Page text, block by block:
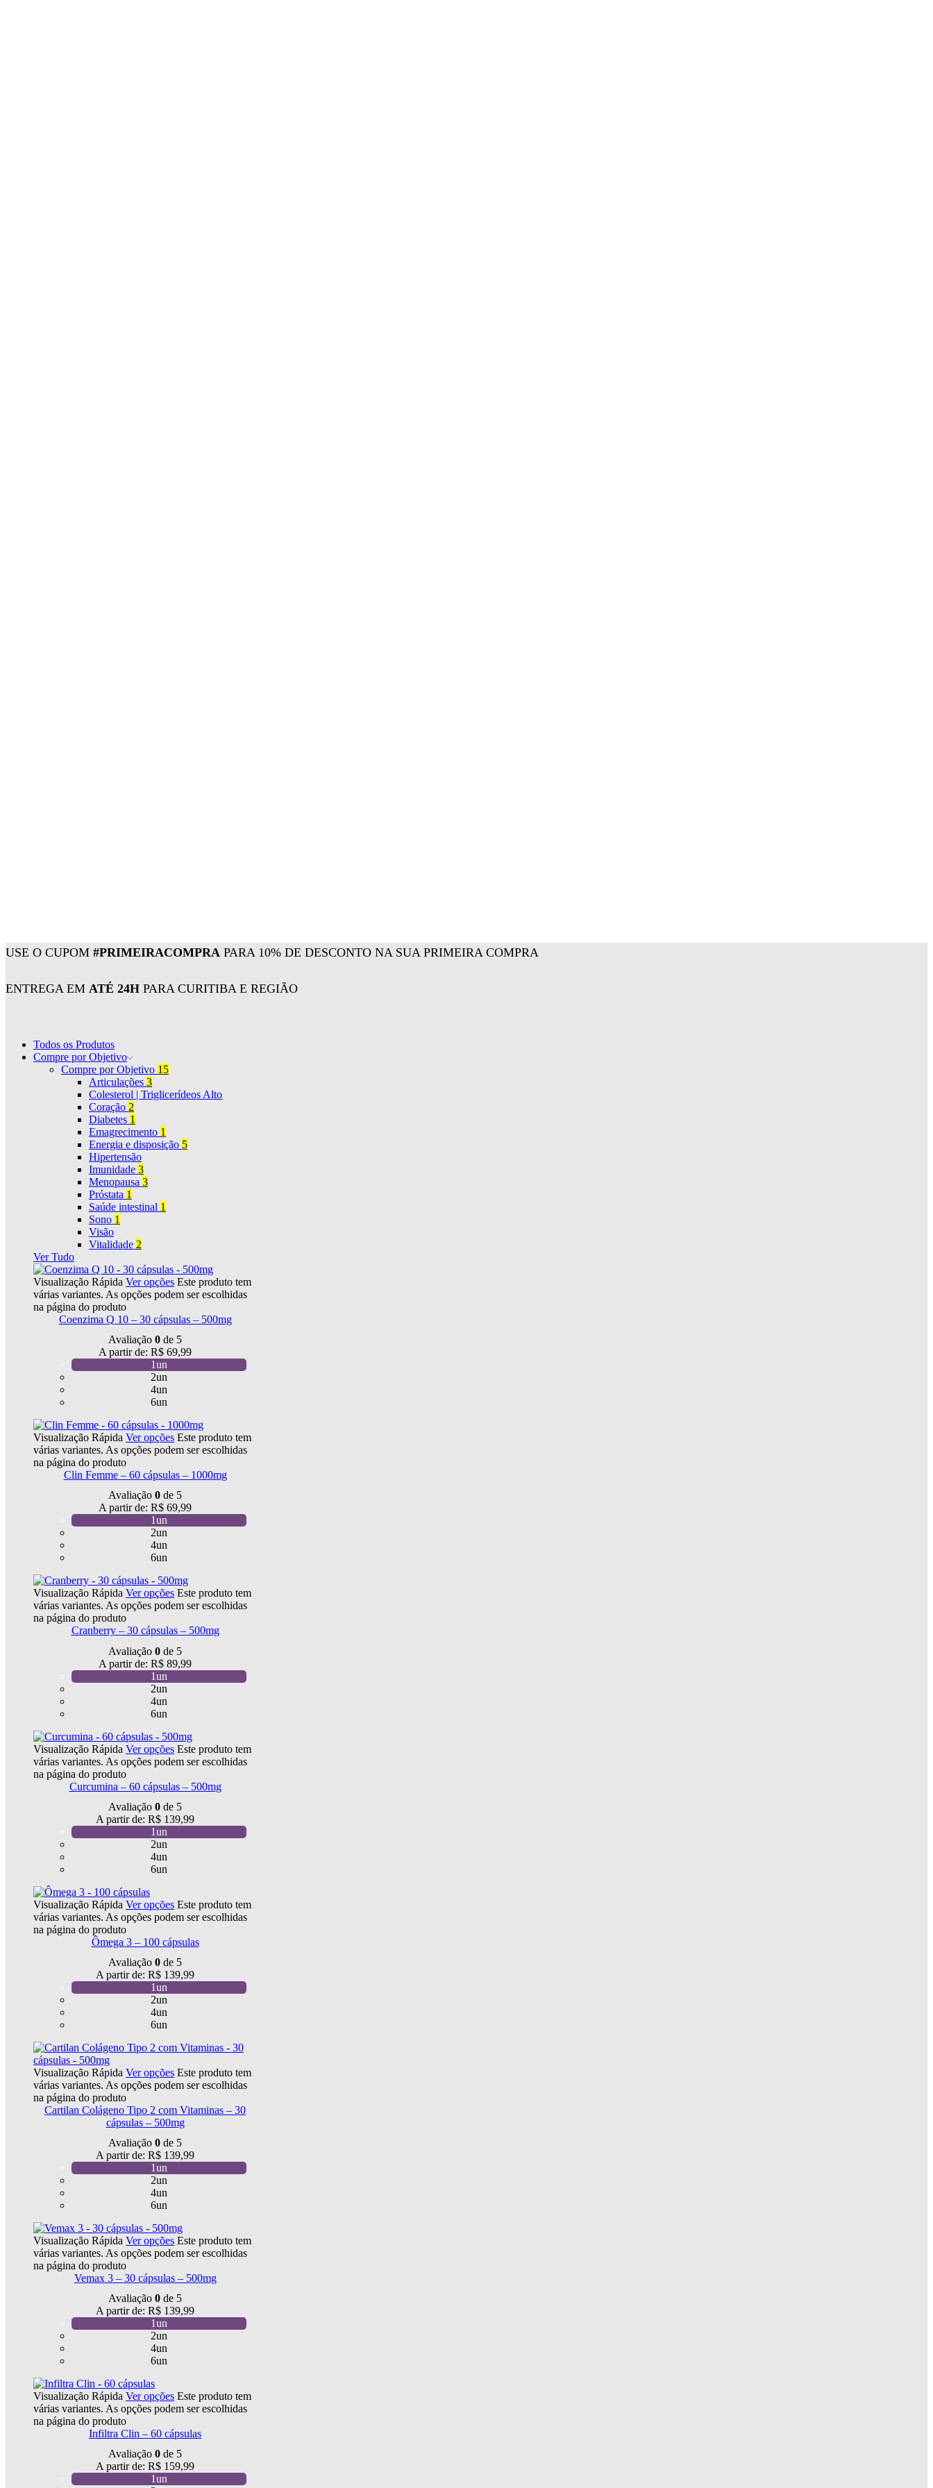
USE O CUPOM #PRIMEIRACOMPRA PARA 10% DE DESCONTO NA SUA PRIMEIRA COMPRA
ENTREGA EM ATÉ 24H PARA CURITIBA E REGIÃO
Todos os Produtos
Compre por Objetivo
Compre por Objetivo 15
Articulações 3
Colesterol | Triglicerídeos Alto
Coração 2
Diabetes 1
Emagrecimento 1
Energia e disposição 5
Hipertensão
Imunidade 3
Menopausa 3
Próstata 1
Saúde intestinal 1
Sono 1
Visão
Vitalidade 2
Ver Tudo
Visualização Rápida Ver opções Este produto tem
várias variantes. As opções podem ser escolhidas
na página do produto
Coenzima Q 10 – 30 cápsulas – 500mg
Avaliação 0 de 5
A partir de: R$ 69,99
1un
2un
4un
6un
Visualização Rápida Ver opções Este produto tem
várias variantes. As opções podem ser escolhidas
na página do produto
Clin Femme – 60 cápsulas – 1000mg
Avaliação 0 de 5
A partir de: R$ 69,99
1un
2un
4un
6un
Visualização Rápida Ver opções Este produto tem
várias variantes. As opções podem ser escolhidas
na página do produto
Cranberry – 30 cápsulas – 500mg
Avaliação 0 de 5
A partir de: R$ 89,99
1un
2un
4un
6un
Visualização Rápida Ver opções Este produto tem
várias variantes. As opções podem ser escolhidas
na página do produto
Curcumina – 60 cápsulas – 500mg
Avaliação 0 de 5
A partir de: R$ 139,99
1un
2un
4un
6un
Visualização Rápida Ver opções Este produto tem
várias variantes. As opções podem ser escolhidas
na página do produto
Ômega 3 – 100 cápsulas
Avaliação 0 de 5
A partir de: R$ 139,99
1un
2un
4un
6un
Visualização Rápida Ver opções Este produto tem
várias variantes. As opções podem ser escolhidas
na página do produto
Cartilan Colágeno Tipo 2 com Vitaminas – 30
cápsulas – 500mg
Avaliação 0 de 5
A partir de: R$ 139,99
1un
2un
4un
6un
Visualização Rápida Ver opções Este produto tem
várias variantes. As opções podem ser escolhidas
na página do produto
Vemax 3 – 30 cápsulas – 500mg
Avaliação 0 de 5
A partir de: R$ 139,99
1un
2un
4un
6un
Visualização Rápida Ver opções Este produto tem
várias variantes. As opções podem ser escolhidas
na página do produto
Infiltra Clin – 60 cápsulas
Avaliação 0 de 5
A partir de: R$ 159,99
1un